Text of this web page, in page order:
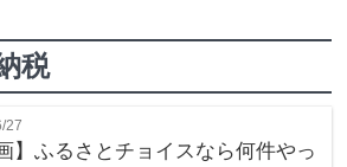
税
27
】ふるさとチョイスなら何件やっ